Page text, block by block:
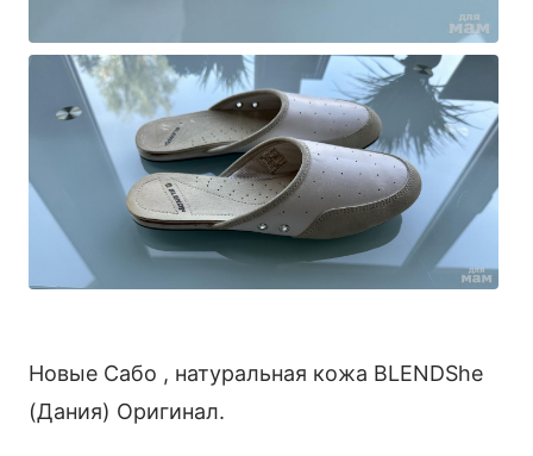
Новые Сабо , натуральная кожа BLENDShe
(Дания) Оригинал.